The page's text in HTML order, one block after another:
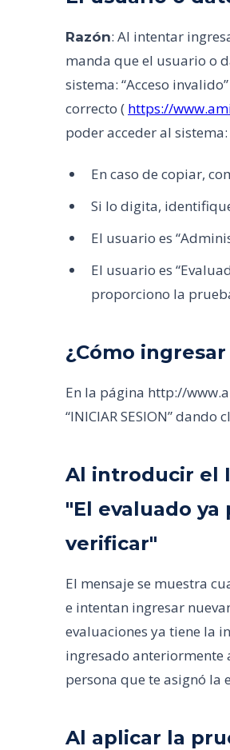
Razón: Al intentar
manda que el usuario o
sistema: “Acceso
correcto ( https://
poder acceder al sistema:
En caso de copiar,
Si lo digita,
El usuario es
El usuario es
proporciono la
¿Cómo
En la página http://
“INICIAR SESION”
Al introducir el
"El evaluado
verificar"
El mensaje se muestra
e intentan ingresar
evaluaciones ya tiene la
ingresado anteriormente
persona que te asignó la
Al aplicar la